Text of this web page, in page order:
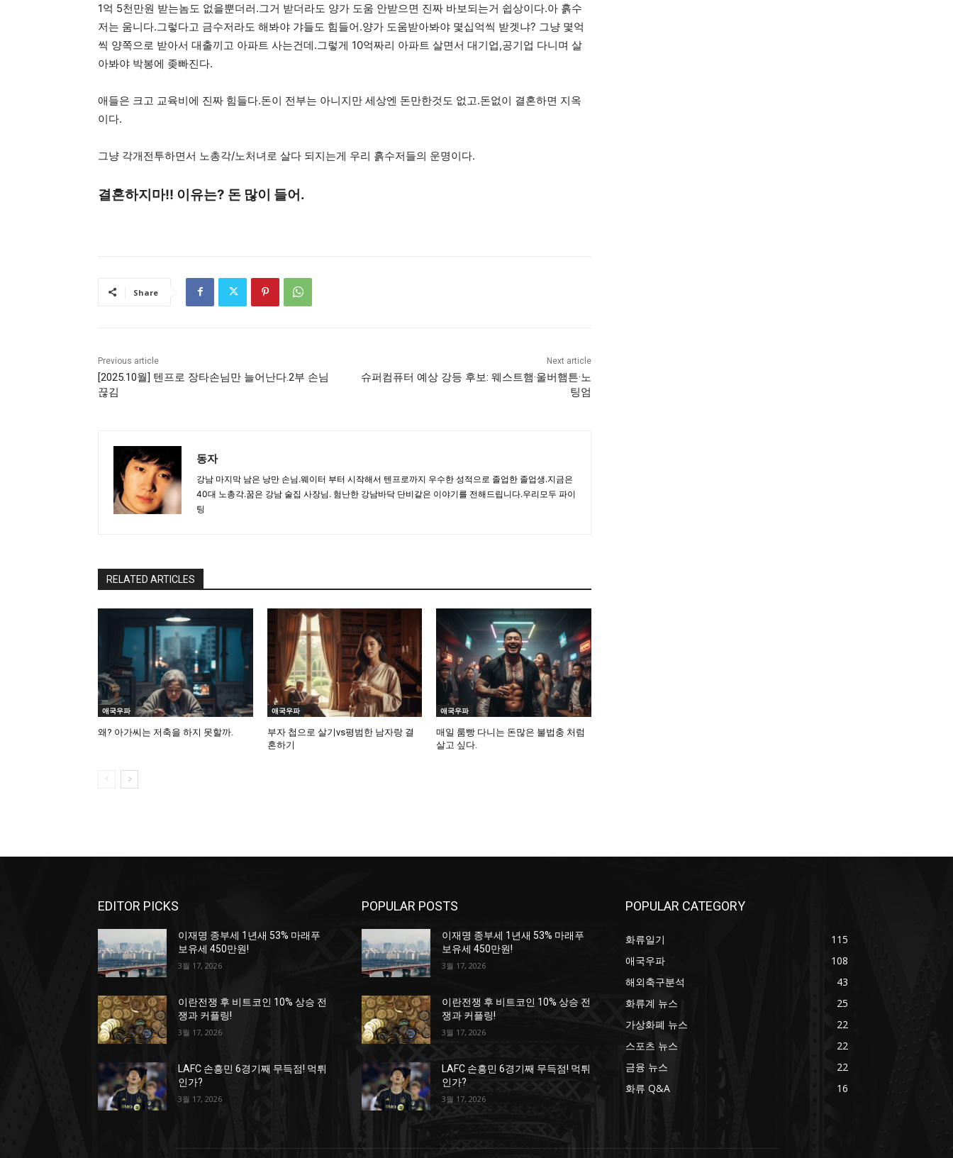
1억 5천만원 받는놈도 없을뿐더러.그거 받더라도 양가 도움 안받으면 진짜 바보되는거 쉽상이다.아 흙수
저는 움니다.그렇다고 금수저라도 해봐야 갸들도 힘들어.양가 도움받아봐야 몇십억씩 받겟냐? 그냥 몇억
씩 양쪽으로 받아서 대출끼고 아파트 사는건데.그렇게 10억짜리 아파트 살면서 대기업,공기업 다니며 살
아봐야 박봉에 좆빠진다.
애들은 크고 교육비에 진짜 힘들다.돈이 전부는 아니지만 세상엔 돈만한것도 없고.돈없이 결혼하면 지옥
이다.
그냥 각개전투하면서 노총각/노처녀로 살다 되지는게 우리 흙수저들의 운명이다.
결혼하지마!! 이유는? 돈 많이 들어.
Share
Previous article
[2025.10월] 텐프로 장타손님만 늘어난다.2부 손님
끊김
Next article
슈퍼컴퓨터 예상 강등 후보: 웨스트햄·울버햄튼·노
팅엄
동자
강남 마지막 남은 낭만 손님.웨이터 부터 시작해서 텐프로까지 우수한 성적으로 졸업한 졸업생.지금은
40대 노총각.꿈은 강남 술집 사장님. 험난한 강남바닥 단비같은 이야기를 전해드립니다.우리모두 파이
팅
RELATED ARTICLES
애국우파
왜? 아가씨는 저축을 하지 못할까.
애국우파
부자 첩으로 살기vs평범한 남자랑 결
혼하기
애국우파
매일 룸빵 다니는 돈많은 불법충 처럼
살고 싶다.
EDITOR PICKS
이재명 종부세 1년새 53% 마래푸
보유세 450만원!
3월 17, 2026
이란전쟁 후 비트코인 10% 상승 전
쟁과 커플링!
3월 17, 2026
LAFC 손흥민 6경기째 무득점! 먹튀
인가?
3월 17, 2026
POPULAR POSTS
이재명 종부세 1년새 53% 마래푸
보유세 450만원!
3월 17, 2026
이란전쟁 후 비트코인 10% 상승 전
쟁과 커플링!
3월 17, 2026
LAFC 손흥민 6경기째 무득점! 먹튀
인가?
3월 17, 2026
POPULAR CATEGORY
화류일기
115
애국우파
108
해외축구분석
43
화류계 뉴스
25
가상화폐 뉴스
22
스포츠 뉴스
22
금융 뉴스
22
화류 Q&A
16